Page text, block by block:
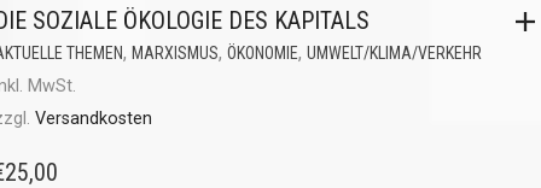
SOZIALE ÖKOLOGIE DES KAPITALS
THEMEN, MARXISMUS, ÖKONOMIE, UMWELT/KLIMA/VERKEHR
MwSt.
Versandkosten
25,00